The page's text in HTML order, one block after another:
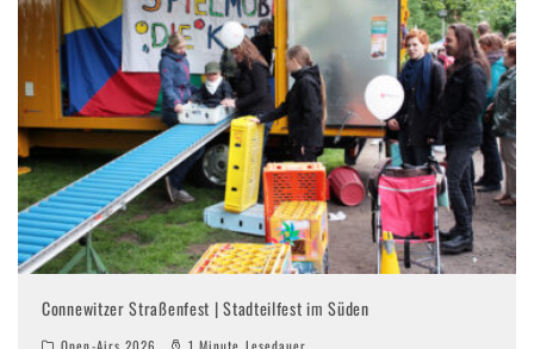
Connewitzer Straßenfest | Stadteilfest im Süden